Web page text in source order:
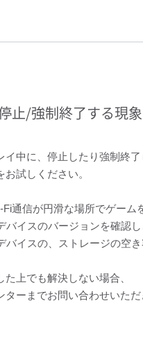
止/強制終了する現象
イ中に、停止したり強制終
試しください。
Fi通信が円滑な場所でゲーム
バイスのバージョンを確認
バイスの、ストレージの空
た上でも解決しない場合、
ターまでお問い合わせいた